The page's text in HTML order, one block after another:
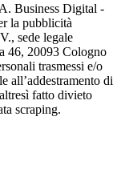
Business Digital -
la pubblicità
sede legale
46, 20093 Cologno
trasmessi e/o
all’addestramento di
fatto divieto
scraping.